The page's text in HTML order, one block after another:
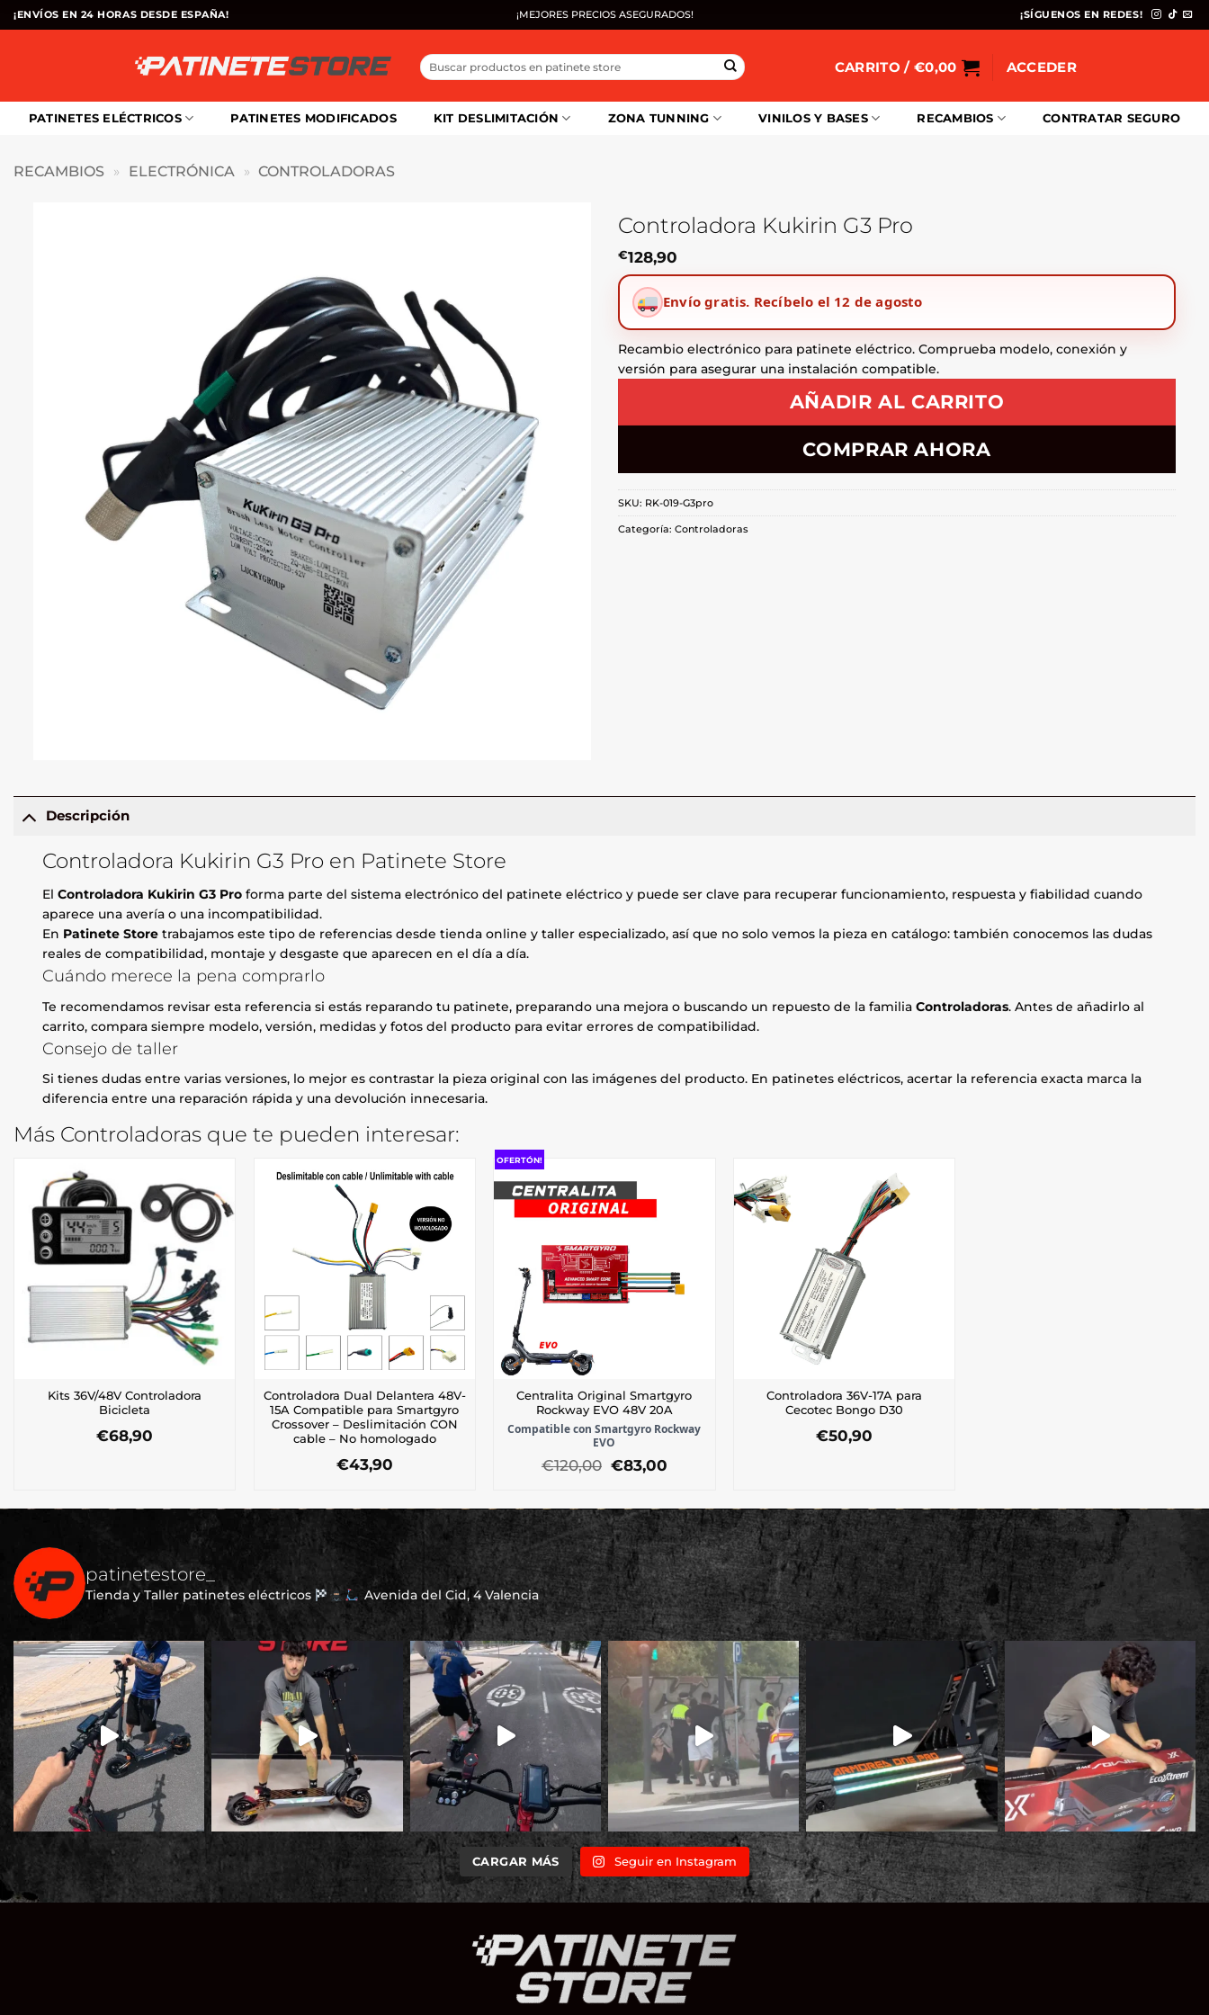
Saltar
al
¡ENVÍOS EN 24 HORAS DESDE ESPAÑA! ¡MEJORES PRECIOS ASEGURADOS! ¡SÍGUENOS EN REDES!
Buscar
por:
CARRITO / €0,00 ACCEDER
PATINETES ELÉCTRICOS PATINETES MODIFICADOS KIT DESLIMITACIÓN ZONA TUNNING VINILOS Y BASES RECAMBIOS CONTRATAR SEGURO
RECAMBIOS » ELECTRÓNICA » CONTROLADORAS
Controladora Kukirin G3 Pro
€128,90
Envío gratis. Recíbelo el 12 de agosto
Recambio electrónico para patinete eléctrico. Comprueba modelo, conexión y
versión para asegurar una instalación compatible.
AÑADIR AL CARRITO
COMPRAR AHORA
SKU: RK-019-G3pro
Categoría: Controladoras
Descripción
Controladora Kukirin G3 Pro en Patinete Store
ElControladora Kukirin G3 Pro forma parte del sistema electrónico del patinete eléctrico y puede ser clave para recuperar funcionamiento, respuesta y fiabilidad cuando
aparece una avería o una incompatibilidad.
En Patinete Store trabajamos este tipo de referencias desde tienda online y taller especializado, así que no solo vemos la pieza en catálogo: también conocemos las dudas
reales de compatibilidad, montaje y desgaste que aparecen en el día a día.
Cuándo merece la pena comprarlo
Te recomendamos revisar esta referencia si estás reparando tu patinete, preparando una mejora o buscando un repuesto de la familiaControladoras. Antes de añadirlo al
carrito, compara siempre modelo, versión, medidas y fotos del producto para evitar errores de compatibilidad.
Consejo de taller
Si tienes dudas entre varias versiones, lo mejor es contrastar la pieza original con las imágenes del producto. En patinetes eléctricos, acertar la referencia exacta marca la
diferencia entre una reparación rápida y una devolución innecesaria.
Más Controladoras que te pueden interesar:
Kits 36V/48V Controladora
Bicicleta
€68,90
Controladora Dual Delantera 48V-
15A Compatible para Smartgyro
Crossover – Deslimitación CON
cable – No homologado
€43,90
OFERTÓN!
Centralita Original Smartgyro
Rockway EVO 48V 20A
Compatible con Smartgyro Rockway
EVO
€120,00 El
era:
€120,00.
€83,00
es:
€83,00.
Controladora 36V-17A para
Cecotec Bongo D30
€50,90
patinetestore_
Tienda y Taller patinetes eléctricos Avenida del Cid, 4 Valencia
CARGAR MÁS Seguir en Instagram